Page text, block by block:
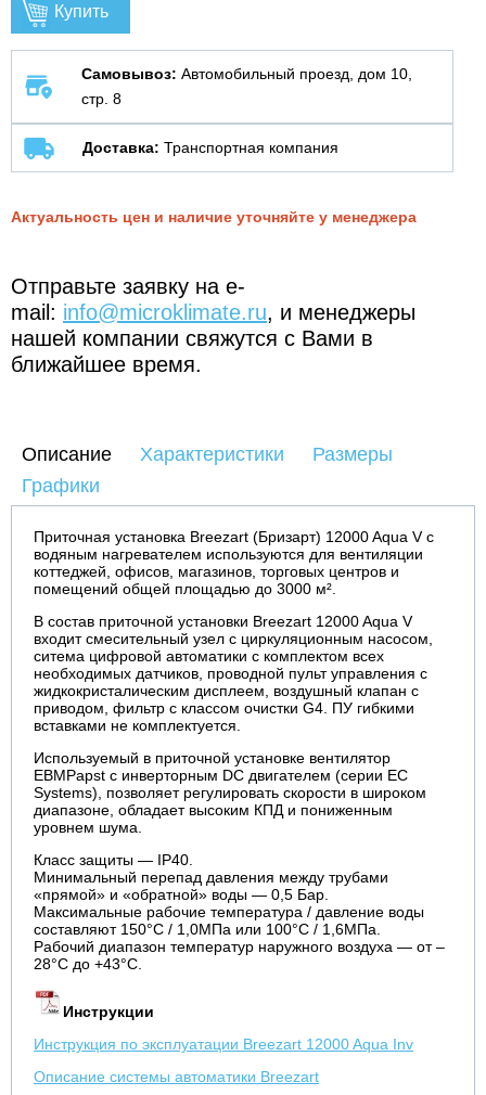
Купить
Самовывоз: Автомобильный проезд, дом 10,
стр. 8
Доставка: Транспортная компания
Актуальность цен и наличие уточняйте у менеджера
Отправьте заявку на e-
mail: info@microklimate.ru, и менеджеры
нашей компании свяжутся с Вами в
ближайшее время.
Описание Характеристики
Размеры
Графики
Приточная установка Breezart (Бризарт) 12000 Aqua V c
водяным нагревателем используются для вентиляции
коттеджей, офисов, магазинов, торговых центров и
помещений общей площадью до 3000 м².
В состав приточной установки Breezart 12000 Aqua V
входит смесительный узел с циркуляционным насосом,
ситема цифровой автоматики с комплектом всех
необходимых датчиков, проводной пульт управления с
жидкокристалическим дисплеем, воздушный клапан с
приводом, фильтр с классом очистки G4. ПУ гибкими
вставками не комплектуется.
Используемый в приточной установке вентилятор
EBMPapst с инверторным DC двигателем (серии EC
Systems), позволяет регулировать скорости в широком
диапазоне, обладает высоким КПД и пониженным
уровнем шума.
Класс защиты — IP40.
Минимальный перепад давления между трубами
«прямой» и «обратной» воды — 0,5 Бар.
Максимальные рабочие температура / давление воды
составляют 150°С / 1,0МПа или 100°С / 1,6МПа.
Рабочий диапазон температур наружного воздуха — от –
28°С до +43°С.
Инструкции
Инструкция по эксплуатации Breezart 12000 Aqua Inv
Описание системы автоматики Breezart